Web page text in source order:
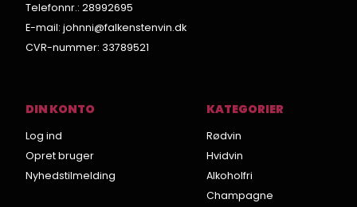
Telefonnr.: 28992695
E-mail: johnni@falkenstenvin.dk
CVR-nummer: 33789521
DIN KONTO
Log ind
Opret bruger
Nyhedstilmelding
KATEGORIER
Rødvin
Hvidvin
Alkoholfri
Champagne